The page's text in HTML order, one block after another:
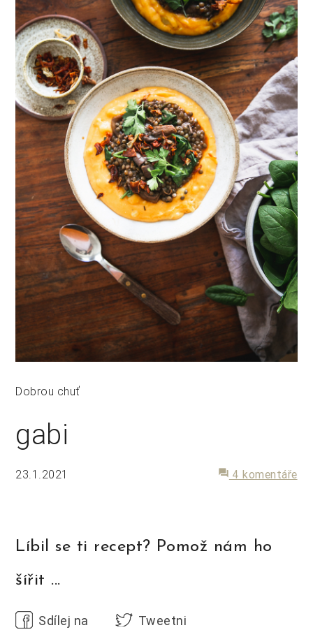
Dobrou chuť
gabi
23.1.2021 forum 4 komentáře
Líbil se ti recept? Pomož nám ho
šířit ...
Sdílej na
Tweetni